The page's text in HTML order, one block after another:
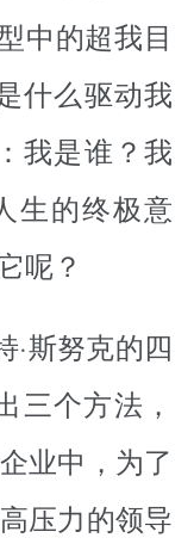
中的超我目
什么驱动我
我是谁？我
生的终极意
呢？
·斯努克的四
三个方法，
业中，为了
压力的领导